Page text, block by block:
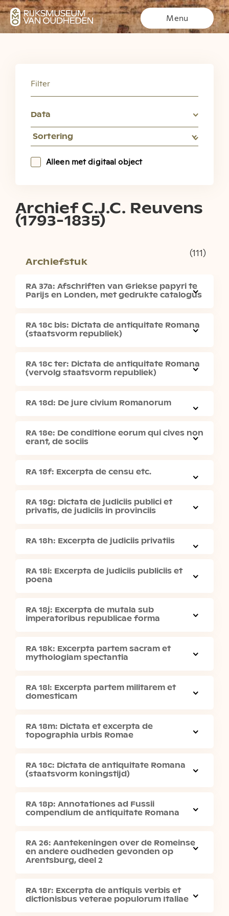
Menu
Welkom op de
Hier vindt u naast de digitale kopieën van het
brievenarchief en de privéarchieven van Humbert,
Reuvens en Pleyte, ook de beschrijvingen van alle nog
niet gedigitaliseerde archiefstukken.
Filter
Data
Alleen met digitaal object
Archief C.J.C. Reuvens
(1793-1835)
(111)
Archiefstuk
RA 37a: Afschriften van Griekse papyri te
Parijs en Londen, met gedrukte catalogus
RA 18c bis: Dictata de antiquitate Romana
(staatsvorm republiek)
RA 18c ter: Dictata de antiquitate Romana
(vervolg staatsvorm republiek)
RA 18d: De jure civium Romanorum
RA 18e: De conditione eorum qui cives non
erant, de sociis
RA 18f: Excerpta de censu etc.
RA 18g: Dictata de judiciis publici et
privatis, de judiciis in provinciis
RA 18h: Excerpta de judiciis privatiis
RA 18i: Excerpta de judiciis publiciis et
poena
RA 18j: Excerpta de mutala sub
imperatoribus republicae forma
RA 18k: Excerpta partem sacram et
mythologiam spectantia
RA 18l: Excerpta partem militarem et
domesticam
RA 18m: Dictata et excerpta de
topographia urbis Romae
RA 18c: Dictata de antiquitate Romana
(staatsvorm koningstijd)
RA 18p: Annotationes ad Fussii
compendium de antiquitate Romana
RA 26: Aantekeningen over de Romeinse
en andere oudheden gevonden op
Arentsburg, deel 2
RA 18r: Excerpta de antiquis verbis et
dictionisbus veterae populorum Italiae